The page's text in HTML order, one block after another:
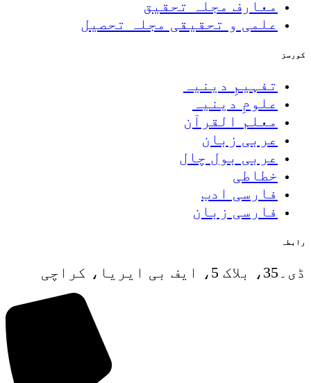
معارف مجلہ تحقیق
علمی و تحقیقی مجلہ تحصیل
کورسز
تفہیمِ دینیہ
علومِ دینیہ
معلم القرآن
عربی زبان
عربی بول چال
خطاطی
فارسی ادب
فارسی زبان
رابطہ
ڈی۔35، بلاک 5، ایف بی ایریا، کراچی